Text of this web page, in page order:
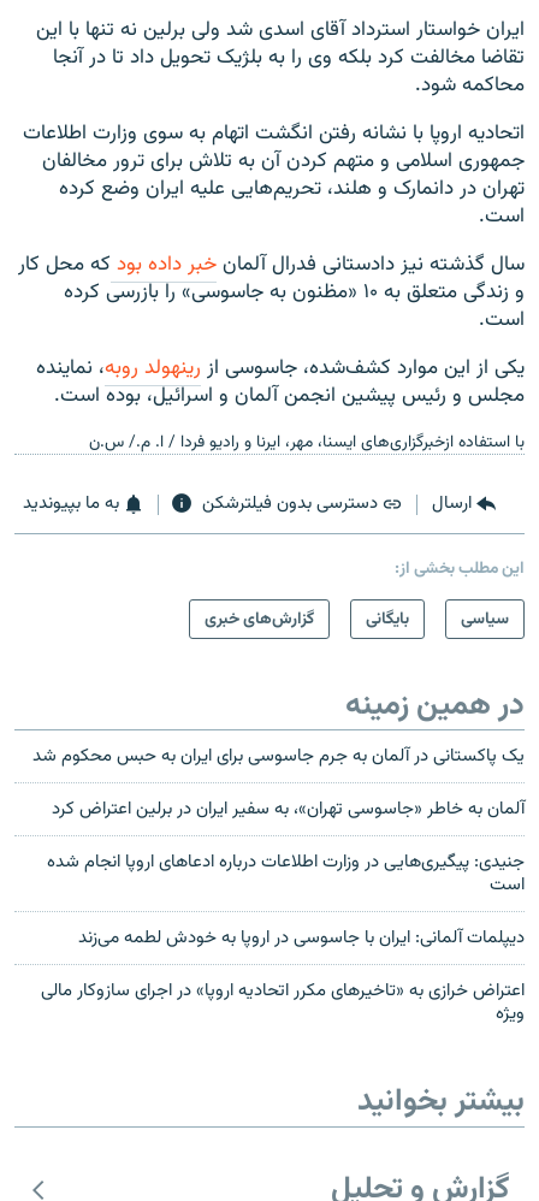
ایران خواستار استرداد آقای اسدی شد ولی برلین نه تنها با این
تقاضا مخالفت کرد بلکه وی را به بلژیک تحویل داد تا در آنجا
محاکمه شود.
اتحادیه اروپا با نشانه رفتن انگشت اتهام به سوی وزارت اطلاعات
جمهوری اسلامی و متهم کردن آن به تلاش برای ترور مخالفان
تهران در دانمارک و هلند، تحریم‌هایی علیه ایران وضع کرده
است.
سال گذشته نیز دادستانی فدرال آلمانخبر داده بود که محل کار
و زندگی متعلق به ۱۰ «مظنون به جاسوسی» را بازرسی کرده
است.
یکی از این موارد کشف‌شده، جاسوسی از رینهولد روبه،‌ نماینده
مجلس و رئیس پیشین انجمن آلمان و اسرائیل، ‌بوده است.
با استفاده ازخبرگزاری‌های ایسنا، مهر، ایرنا و رادیو فردا / ا. م./ س.ن
ارسال دسترسی بدون فیلترشکن به ما بپیوندید
این مطلب بخشی از:
سیاسی
بایگانی گزارش‌های خبری
در همین زمینه
یک پاکستانی در آلمان به جرم جاسوسی برای ایران به حبس محکوم شد
آلمان به خاطر «جاسوسی تهران»، به سفیر ایران در برلین اعتراض کرد
جنیدی: پیگیری‌هایی در وزارت اطلاعات درباره ادعاهای اروپا انجام شده
است
دیپلمات آلمانی: ایران با جاسوسی در اروپا به خودش لطمه می‌زند
اعتراض خرازی به «تاخیرهای مکرر اتحادیه اروپا» در اجرای سازوکار مالی
ویژه
بیشتر بخوانید
گزارش و تحلیل